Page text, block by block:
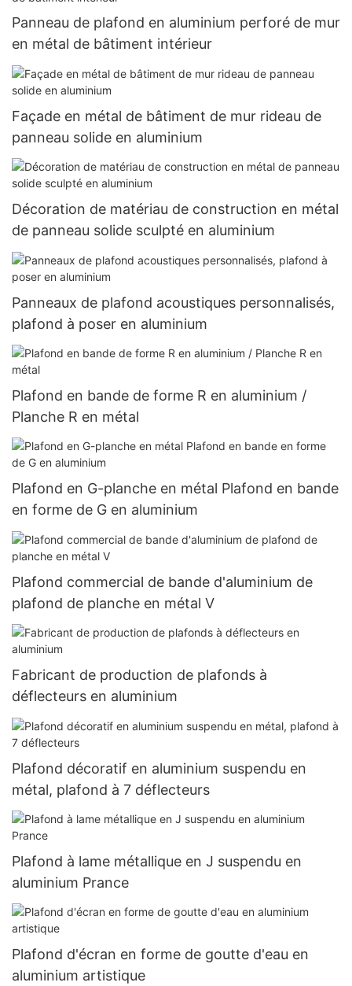
Panneau de plafond en aluminium perforé de mur
en métal de bâtiment intérieur
Façade en métal de bâtiment de mur rideau de
panneau solide en aluminium
Décoration de matériau de construction en métal
de panneau solide sculpté en aluminium
Panneaux de plafond acoustiques personnalisés,
plafond à poser en aluminium
Plafond en bande de forme R en aluminium /
Planche R en métal
Plafond en G-planche en métal Plafond en bande
en forme de G en aluminium
Plafond commercial de bande d'aluminium de
plafond de planche en métal V
Fabricant de production de plafonds à
déflecteurs en aluminium
Plafond décoratif en aluminium suspendu en
métal, plafond à 7 déflecteurs
Plafond à lame métallique en J suspendu en
aluminium Prance
Plafond d'écran en forme de goutte d'eau en
aluminium artistique